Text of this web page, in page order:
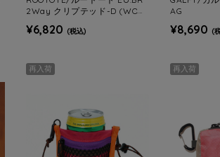
2Way クリプテッド-D (WOM
¥6,820 (税込)
AG
¥8,690 (
再入荷 再入荷